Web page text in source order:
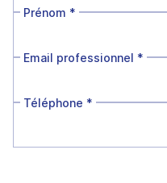
Prénom *
Email professionnel *
Téléphone *